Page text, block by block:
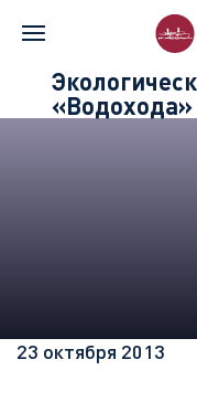
Главная
«Водохода»
23 октября 2013